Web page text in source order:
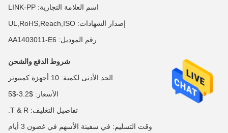
اسم العلامة التجارية: LINK-PP
إصدار الشهادات: UL,RoHS,Reach,ISO
رقم الموديل: AA1403011-E6
شروط الدفع والشحن
الحد الأدنى لكمية: 10 أجهزة كمبيوتر
الأسعار: $3.2-$5
تفاصيل التغليف: T & R.
وقت التسليم: في سفينة الأسهم في غضون 3 أيام